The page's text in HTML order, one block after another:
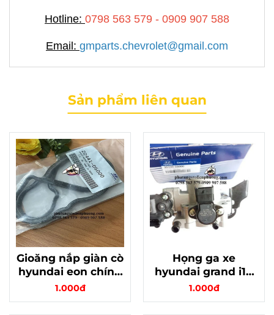
Hotline: 0798 563 579 - 0909 907 588
Email: gmparts.chevrolet@gmail.com
Sản phẩm liên quan
Gioăng nắp giàn cò
hyundai eon chính
hãng mã
1.000đ
Họng ga xe
hyundai grand i10
hàng chính hãng
1.000đ